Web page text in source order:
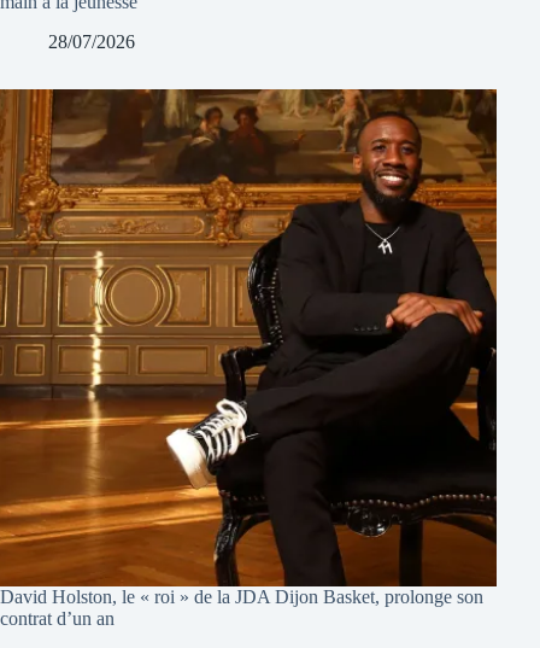
28/07/2026
David Holston, le « roi » de la JDA Dijon Basket, prolonge son
contrat d’un an